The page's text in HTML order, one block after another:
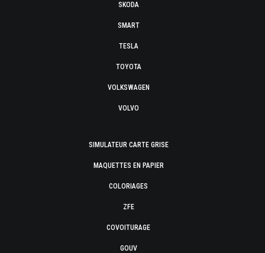
SKODA
SMART
TESLA
TOYOTA
VOLKSWAGEN
VOLVO
SIMULATEUR CARTE GRISE
MAQUETTES EN PAPIER
COLORIAGES
ZFE
COVOITURAGE
GOUV